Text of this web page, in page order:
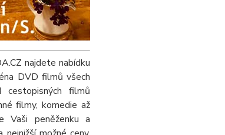
najdete nabídku
DVD filmů všech
cestopisných filmů
filmy, komedie až
Vaši peněženku a